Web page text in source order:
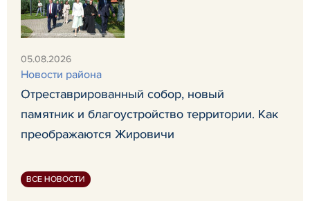
05.08.2026
Новости района
Отреставрированный собор, новый
памятник и благоустройство территории. Как
преображаются Жировичи
ВСЕ НОВОСТИ